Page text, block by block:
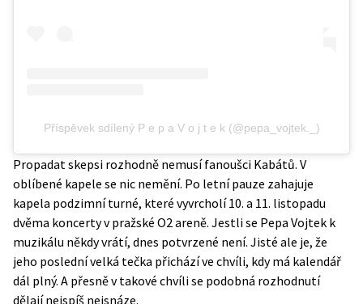
Příspěvek sdílený P e p a V o j t e k (@pepa_vojtek._)
Propadat skepsi rozhodně nemusí fanoušci Kabátů. V
oblíbené kapele se nic nemění. Po letní pauze zahajuje
kapela podzimní turné, které vyvrcholí 10. a 11. listopadu
dvěma koncerty v pražské O2 areně. Jestli se Pepa Vojtek k
muzikálu někdy vrátí, dnes potvrzené není. Jisté ale je, že
jeho poslední velká tečka přichází ve chvíli, kdy má kalendář
dál plný. A přesně v takové chvíli se podobná rozhodnutí
dělají nejspíš nejsnáze.